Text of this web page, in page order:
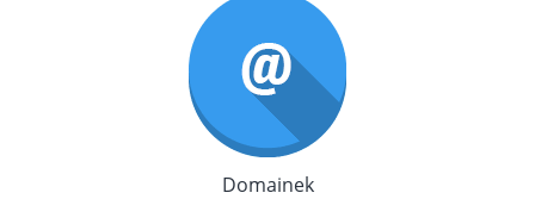
Domainek